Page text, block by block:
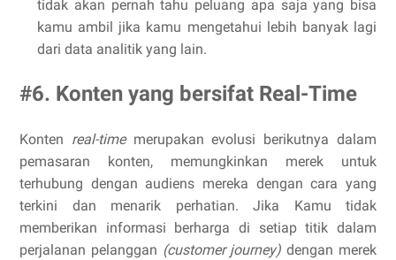
tidak akan pernah tahu peluang apa saja yang bisa
kamu ambil jika kamu mengetahui lebih banyak lagi
dari data analitik yang lain.
#6. Konten yang bersifat Real-Time
Konten real-timemerupakan evolusi berikutnya dalam
pemasaran konten, memungkinkan merek untuk
terhubung dengan audiens mereka dengan cara yang
terkini dan menarik perhatian. Jika Kamu tidak
memberikan informasi berharga di setiap titik dalam
perjalanan pelanggan (customer journey) dengan merek